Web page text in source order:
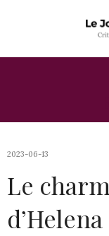
2023-06-13
Le